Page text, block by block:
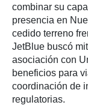
combinar su
presencia en
cedido terreno
JetBlue buscó
asociación con
beneficios para
coordinación de
regulatorias.